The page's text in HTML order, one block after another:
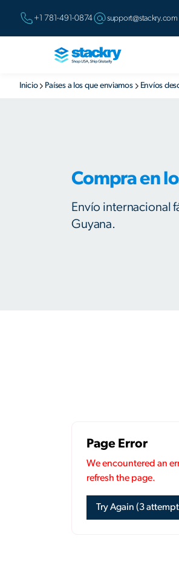
+1 781-491-0874 support@stackry.com
Inicio Países a los que enviamos Envíos
Compra en
Envío internacional
Guyana.